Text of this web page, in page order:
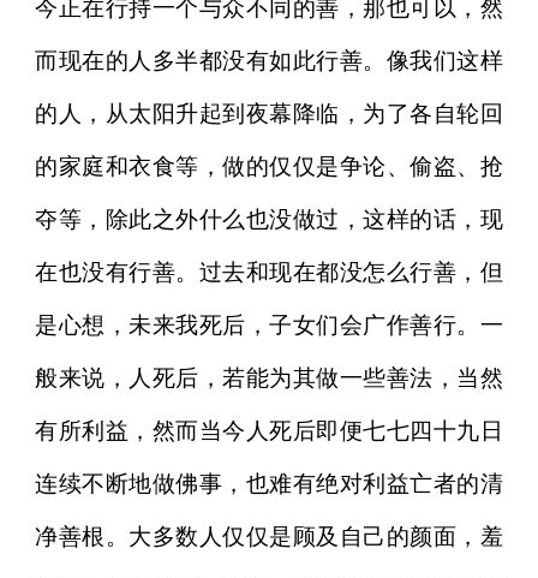
今正在行持一个与众不同的善，那也可以，然
而现在的人多半都没有如此行善。像我们这样
的人，从太阳升起到夜幕降临，为了各自轮回
的家庭和衣食等，做的仅仅是争论、偷盗、抢
夺等，除此之外什么也没做过，这样的话，现
在也没有行善。过去和现在都没怎么行善，但
是心想，未来我死后，子女们会广作善行。一
般来说，人死后，若能为其做一些善法，当然
有所利益，然而当今人死后即便七七四十九日
连续不断地做佛事，也难有绝对利益亡者的清
净善根。大多数人仅仅是顾及自己的颜面，羞